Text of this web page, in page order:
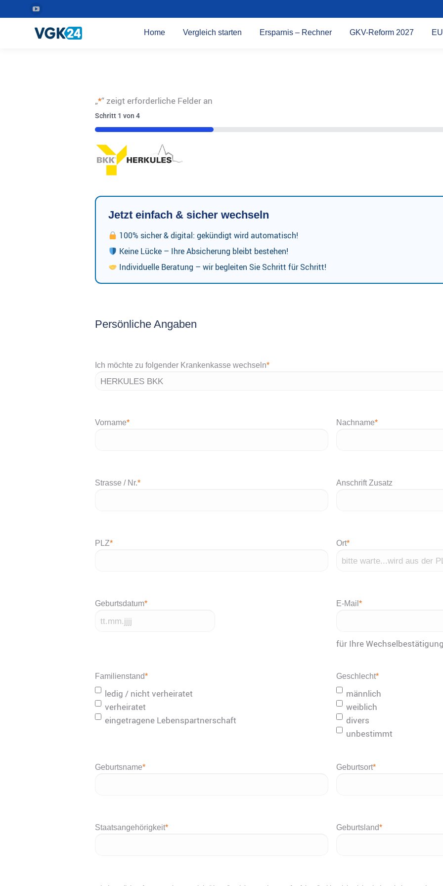
YouTube
Seite
wird
Home Vergleich starten Ersparnis – Rechner GKV-Reform 2027
„*“ zeigt erforderliche Felder an
Schritt 1 von 4
25%
Jetzt einfach & sicher wechseln
100% sicher & digital: gekündigt wird automatisch!
Keine Lücke – Ihre Absicherung bleibt bestehen!
Individuelle Beratung – wir begleiten Sie Schritt für Schritt!
Persönliche Angaben
Ich möchte zu folgender Krankenkasse wechseln*
Vorname* Nachname*
Strasse / Nr.* Anschrift Zusatz
PLZ* Ort*
Geburtsdatum*
JJJJ
E-Mail *
für Ihre
Familienstand*
ledig / nicht verheiratet
verheiratet
eingetragene Lebenspartnerschaft
Geschlecht*
männlich
weiblich
divers
unbestimmt
Geburtsname* Geburtsort*
Staatsangehörigkeit* Geburtsland*